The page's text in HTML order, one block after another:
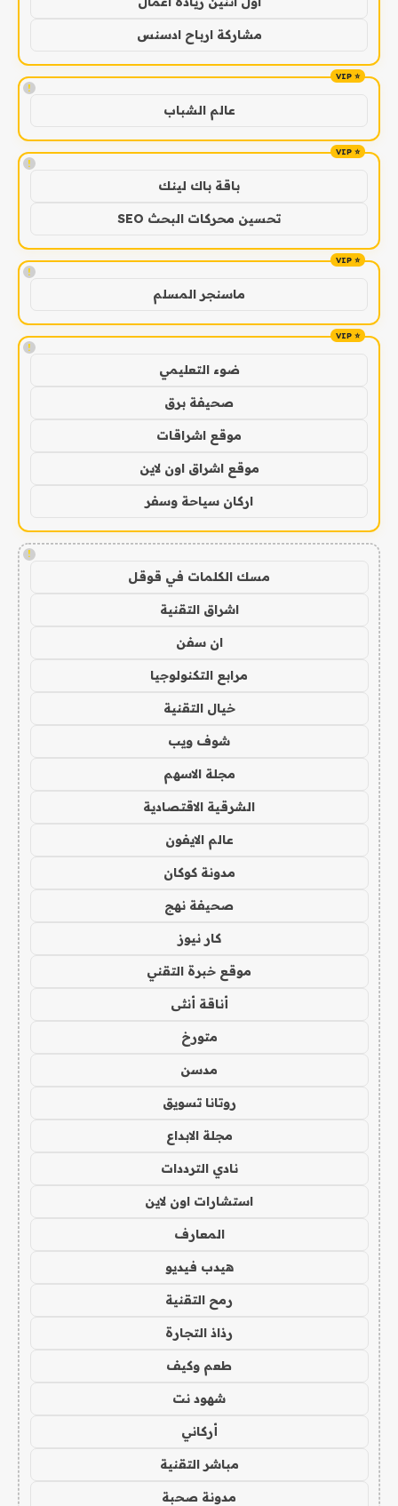
مشاركة ارباح ادسنس
!
عالم الشباب
!
باقة باك لينك
تحسين محركات البحث SEO
!
ماسنجر المسلم
!
ضوء التعليمي
صحيفة برق
موقع اشراقات
موقع اشراق اون لاين
اركان سياحة وسفر
!
مسك الكلمات في قوقل
اشراق التقنية
ان سفن
مرابع التكنولوجيا
خيال التقنية
شوف ويب
مجلة الاسهم
الشرقية الاقتصادية
عالم الايفون
مدونة كوكان
صحيفة نهج
كار نيوز
موقع خبرة التقني
أناقة أنثى
متورخ
مدسن
روتانا تسويق
مجلة الابداع
نادي الترددات
استشارات اون لاين
المعارف
هيدب فيديو
رمح التقنية
رذاذ التجارة
طعم وكيف
شهود نت
أركاني
مباشر التقنية
مدونة صحبة